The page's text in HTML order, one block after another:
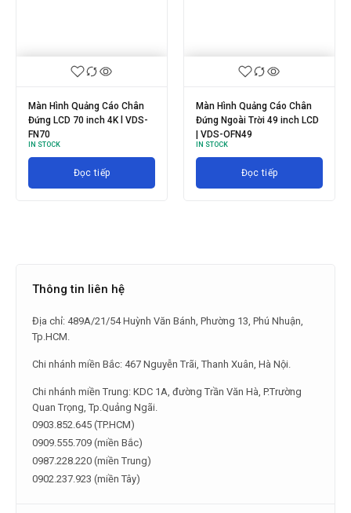
Màn Hình Quảng Cáo Chân
Đứng Ngoài Trời 75 inch LCD
| VDS-OFN75
IN STOCK
Đọc tiếp
MÀN HÌNH QUẢNG CÁO 2
MẶT 98 INCH l VDS-2FN98
IN STOCK
Đọc tiếp
Thông tin liên hệ
Địa chỉ: 489A/21/54 Huỳnh Văn Bánh, Phường 13, Phú Nhuận,
Tp.HCM.
Chi nhánh miền Bắc: 467 Nguyễn Trãi, Thanh Xuân, Hà Nội.
Chi nhánh miền Trung: KDC 1A, đường Trần Văn Hà, P.Trường
Quan Trọng, Tp.Quảng Ngãi.
0903.852.645 (TP.HCM)
0909.555.709 (miền Bắc)
0987.228.220 (miền Trung)
0902.237.923 (miền Tây)